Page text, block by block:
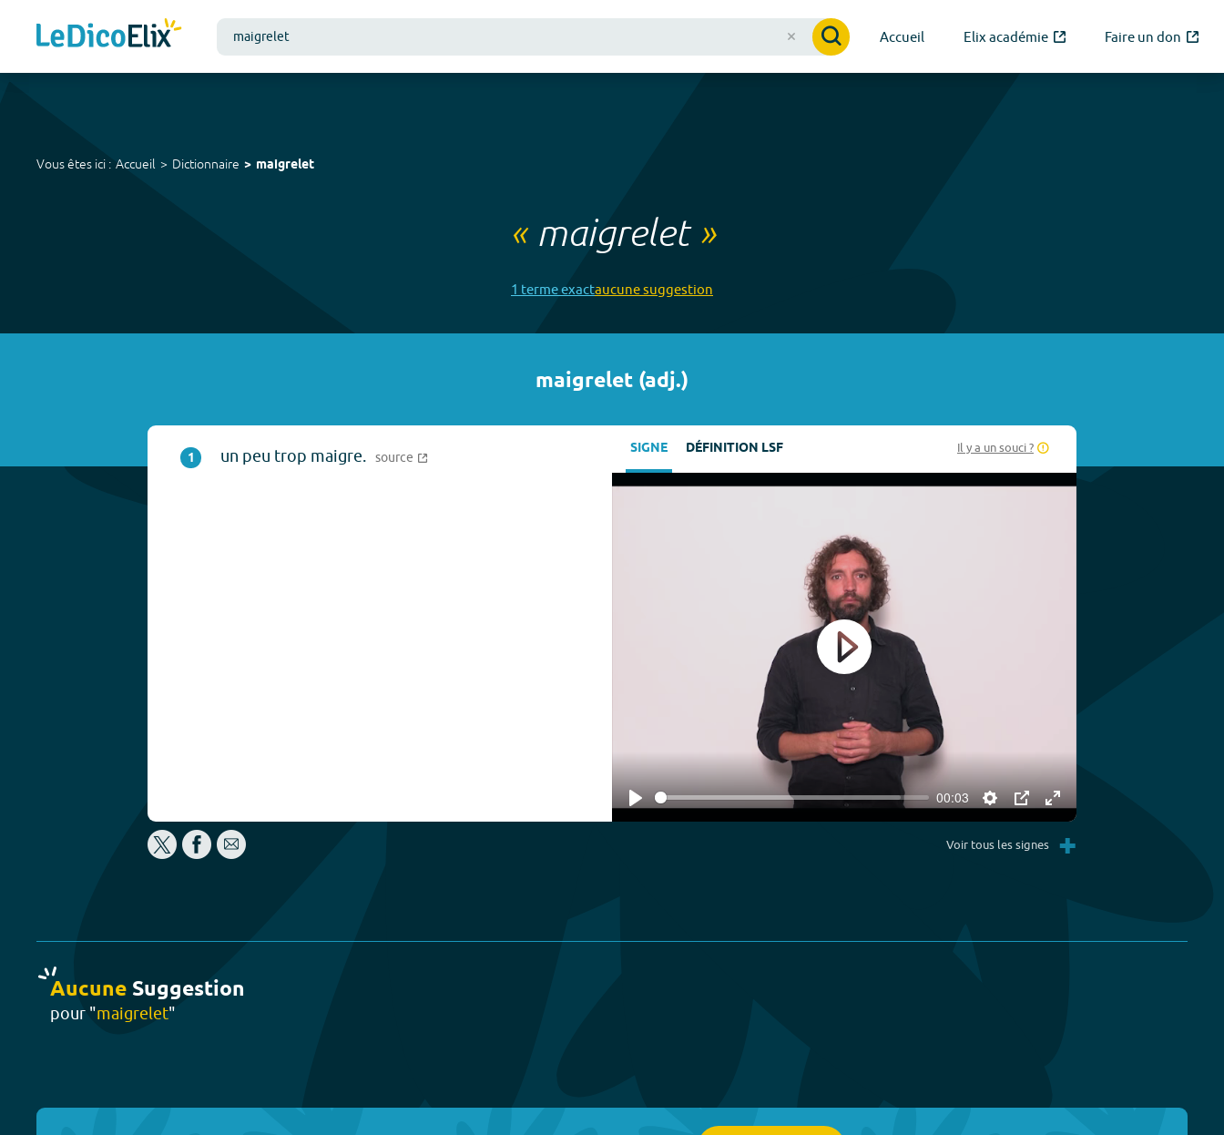
Accueil Elix académie Faire un don
Vous êtes ici : Accueil Dictionnaire maigrelet
« maigrelet»
1 termeexactaucunesuggestion
maigrelet (adj.)
1 un peu trop maigre. source SIGNE DÉFINITION LSF Il y a un souci ?
Play
00:03
Settings
PIP Enter
fullscreen
Play
Voir tous les signes +
Aucune Suggestion
pour "maigrelet"